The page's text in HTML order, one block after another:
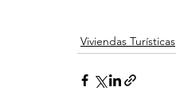
Viviendas Turísticas